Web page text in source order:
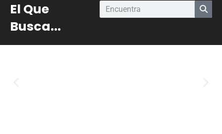
El Que
Busca...